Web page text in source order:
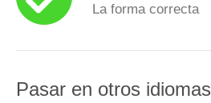
La forma correcta
Pasar en otros idiomas